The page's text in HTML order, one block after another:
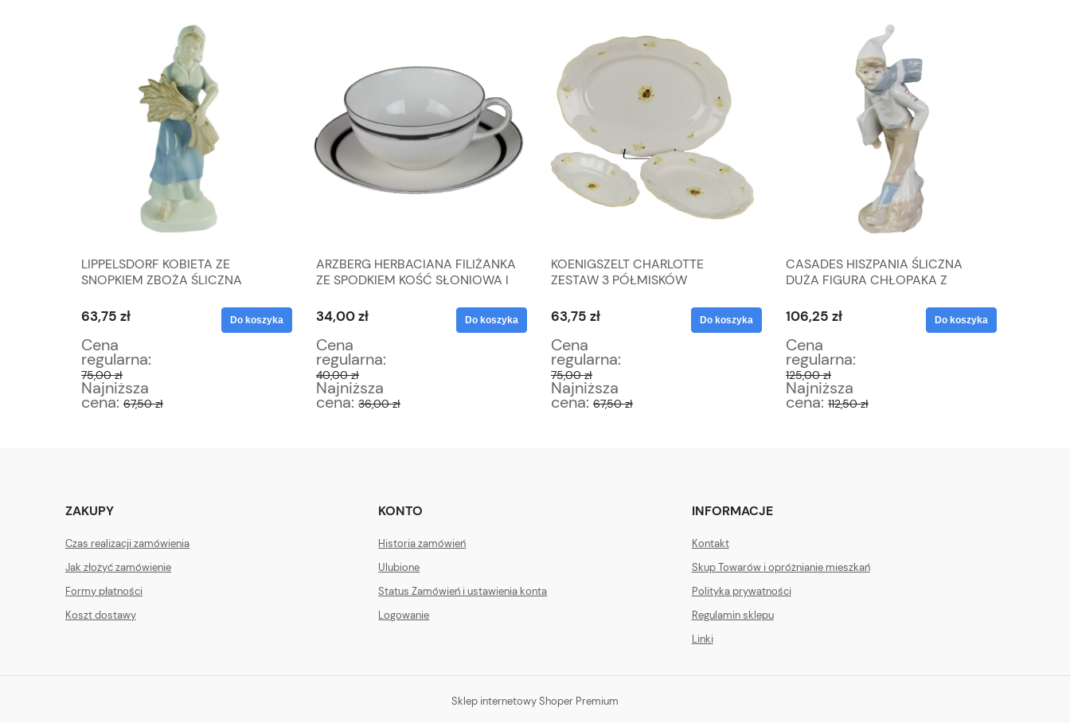
LIPPELSDORF KOBIETA ZE
SNOPKIEM ZBOŻA ŚLICZNA
63,75 zł
Cena
regularna:
75,00 zł
Najniższa
cena: 67,50 zł
Do koszyka
ARZBERG HERBACIANA FILIŻANKA
ZE SPODKIEM KOŚĆ SŁONIOWA I
34,00 zł
Cena
regularna:
40,00 zł
Najniższa
cena: 36,00 zł
Do koszyka
KOENIGSZELT CHARLOTTE
ZESTAW 3 PÓŁMISKÓW
63,75 zł
Cena
regularna:
75,00 zł
Najniższa
cena: 67,50 zł
Do koszyka
CASADES HISZPANIA ŚLICZNA
DUŻA FIGURA CHŁOPAKA Z
106,25 zł
Cena
regularna:
125,00 zł
Najniższa
cena: 112,50 zł
Do koszyka
ZAKUPY
Czas realizacji zamówienia
Jak złożyć zamówienie
Formy płatności
Koszt dostawy
KONTO
Historia zamówień
Ulubione
Status Zamówień i ustawienia konta
Logowanie
INFORMACJE
Kontakt
Skup Towarów i opróżnianie mieszkań
Polityka prywatności
Regulamin sklepu
Linki
Sklep internetowy Shoper Premium